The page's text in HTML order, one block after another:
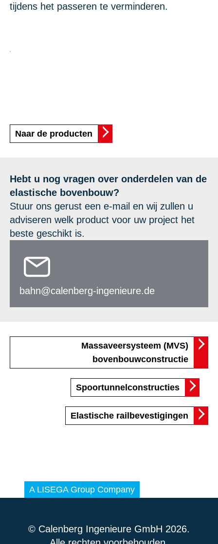
tijdens het passeren te verminderen.
Naar de producten
Hebt u nog vragen over onderdelen van de
elastische bovenbouw?
Stuur ons gerust een e-mail en wij zullen u
adviseren welk product voor uw project het
beste geschikt is.
bahn@calenberg-ingenieure.de
Massaveersysteem (MVS)
bovenbouwconstructie
Spoortunnelconstructies
Elastische railbevestigingen
© Calenberg Ingenieure GmbH 2026.